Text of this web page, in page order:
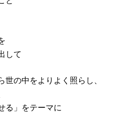
して
の中をよりよく照らし、
る」をテーマに